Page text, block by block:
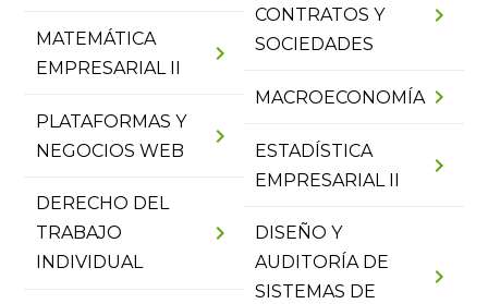
MATEMÁTICA
EMPRESARIAL II
chevron_right
PLATAFORMAS Y
NEGOCIOS WEB
chevron_right
DERECHO DEL
TRABAJO
INDIVIDUAL
chevron_right
CONTRATOS Y
SOCIEDADES
chevron_right
MACROECONOMÍA chevron_right
ESTADÍSTICA
EMPRESARIAL II
chevron_right
DISEÑO Y
AUDITORÍA DE
SISTEMAS DE
chevron_right